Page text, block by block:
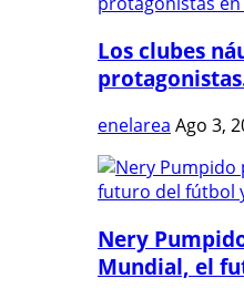
Los clubes
enelarea Ago 3,
Nery
Mundial, el